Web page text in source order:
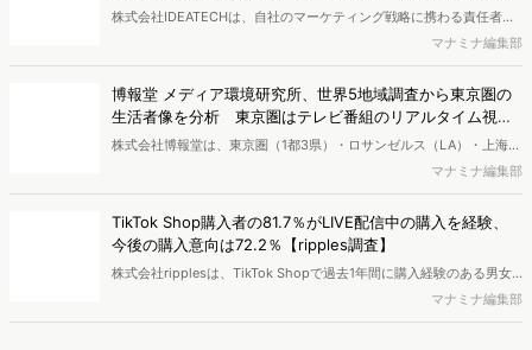
査】
株式会社IDEATECHは、自社のマーケティング戦略に携わる責任者・
担当者（BtoB／BtoCを問わず、新しい価値・市場の打ち出しや認知
拡大の意思決定に関与する層）を対象に、BtoB企業における新商品・
新サービスの市場浸透と情報発信に関する実態調査を実施し、結果を
公開しました。
マナミナ編集部
博報堂 メディア環境研究所、世界5地域調査から東京圏の
生活者像を分析 東京圏はテレビ番組のリアルタイム視聴
が強く、信用度も高い
株式会社博報堂は、東京圏（1都3県）・ロサンゼルス（LA）・上海・
ロンドン・ドイツ全域の5地域で、各900名・計4,500名（10～50
代）を対象に、メディア接触状況やAI・先進テクノロジーサービスの
利用状況を調査する「グローバル・メディア・テック調査2026」を
実施し、結果を公開しました。
マナミナ編集部
TikTok Shop購入者の81.7％がLIVE配信中の購入を経験、
今後の購入意向は72.2％【ripples調査】
株式会社ripplesは、TikTok Shopで過去1年間に購入経験のある男女
を対象とした「TikTok Shop購入者実態調査2026」を実施し、結果を
公開しました。
マナミナ編集部